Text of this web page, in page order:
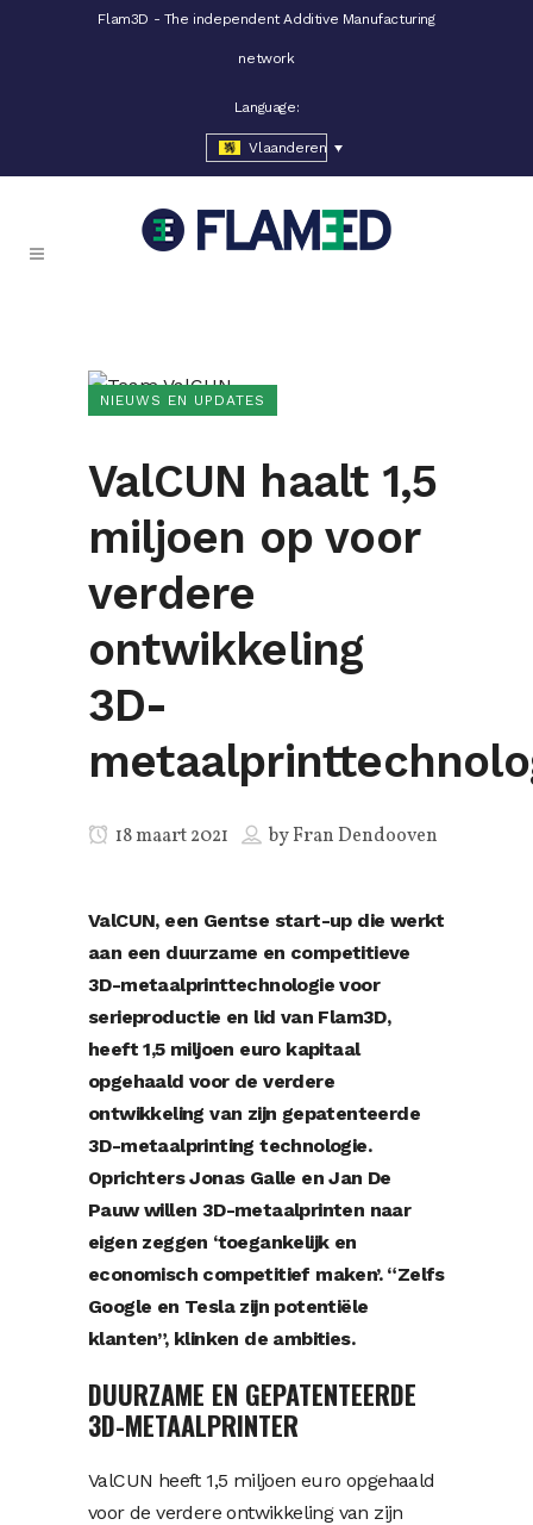
Flam3D - The independent Additive Manufacturing
network
Language:
Vlaanderen
NIEUWS EN UPDATES
ValCUN haalt 1,5
miljoen op voor
verdere
ontwikkeling
3D-
18 maart 2021 byFran Dendooven
ValCUN, een Gentse start-up die werkt
aan een duurzame en competitieve
3D-metaalprinttechnologie voor
serieproductie en lid van Flam3D,
heeft 1,5 miljoen euro kapitaal
opgehaald voor de verdere
ontwikkeling van zijn gepatenteerde
3D-metaalprinting technologie.
Oprichters Jonas Galle en Jan De
Pauw willen 3D-metaalprinten naar
eigen zeggen ‘toegankelijk en
economisch competitief maken’. “Zelfs
Google en Tesla zijn potentiële
klanten”, klinken de ambities.
DUURZAME EN GEPATENTEERDE
3D-METAALPRINTER
ValCUN heeft 1,5 miljoen euro opgehaald
voor de verdere ontwikkeling van zijn